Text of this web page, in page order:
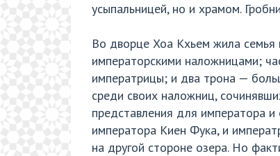
усыпальницей, но и храмом.
Во дворце Хоа Кхьем жила семья
императорскими наложницами;
императрицы; и два трона —
среди своих наложниц,
представления для императора
императора Киен Фука, и
на другой стороне озера. Но